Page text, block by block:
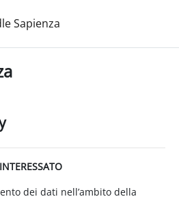
Sapienza
dei dati nell’ambito della